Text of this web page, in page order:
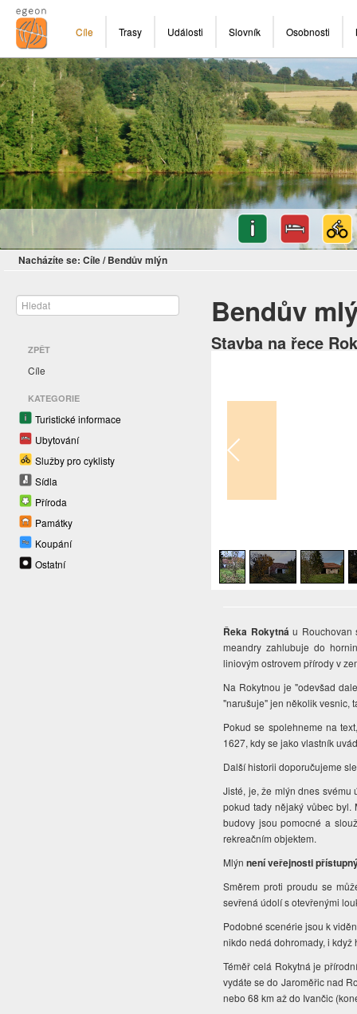
Cíle Trasy Události Slovník Osobnosti
Nacházíte se: Cíle/ Bendův mlýn
ZPĚT
Cíle
KATEGORIE
Turistické informace
Ubytování
Služby pro cyklisty
Sídla
Příroda
Památky
Koupání
Ostatní
Bendův
Stavba na řece
Řeka Rokytná u Rouchovan
meandry zahlubuje do
liniovým ostrovem přírody v
Na Rokytnou je "odevšad
"narušuje" jen několik vesnic,
Pokud se spolehneme na
1627, kdy se jako vlastník
Další historii doporučujeme
Jisté, je, že mlýn dnes
pokud tady nějaký vůbec byl.
budovy jsou pomocné a
rekreačním objektem.
Mlýnnení veřejnosti
Směrem proti proudu se
sevřená údolí s otevřenými
Podobné scenérie jsou k
nikdo nedá dohromady, i
Téměř celá Rokytná je
vydáte se do Jaroměřic nad
nebo 68 km až do Ivančic